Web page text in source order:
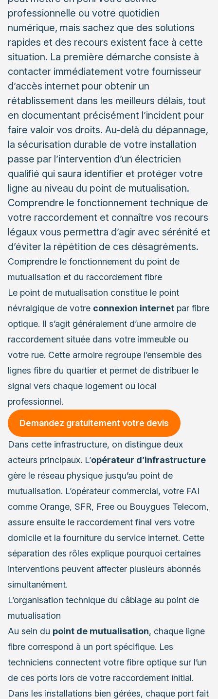
professionnelle ou votre quotidien
numérique, mais sachez que des solutions
rapides et des recours existent face à cette
situation. La première démarche consiste à
contacter immédiatement votre fournisseur
d’accès internet pour obtenir un
rétablissement dans les meilleurs délais, tout
en documentant précisément l’incident pour
faire valoir vos droits. Au-delà du dépannage,
la sécurisation durable de votre installation
passe par l’intervention d’un électricien
qualifié qui saura identifier et protéger votre
ligne au niveau du point de mutualisation.
Comprendre le fonctionnement technique de
votre raccordement et connaître vos recours
légaux vous permettra d’agir avec sérénité et
d’éviter la répétition de ces désagréments.
Comprendre le fonctionnement du point de
mutualisation et du raccordement fibre
Le point de mutualisation constitue le point
névralgique de votre connexion internet par fibre
optique. Il s’agit généralement d’une armoire de
raccordement située dans votre immeuble ou
votre rue. Cette armoire regroupe l’ensemble des
lignes fibre du quartier et permet de distribuer le
signal vers chaque logement ou local
professionnel.
Demandez gratuitement votre devis
Dans cette infrastructure, on distingue deux
acteurs principaux. L’opérateur d’infrastructure
gère le réseau physique jusqu’au point de
mutualisation. L’opérateur commercial, votre FAI
comme Orange, SFR, Free ou Bouygues Telecom,
assure ensuite le raccordement final vers votre
domicile et la fourniture du service internet. Cette
séparation des rôles explique pourquoi certaines
interventions peuvent affecter plusieurs abonnés
simultanément.
L’organisation technique du câblage au point de
mutualisation
Au sein du point de mutualisation, chaque ligne
fibre correspond à un port spécifique. Les
techniciens connectent votre fibre optique sur l’un
de ces ports lors de votre raccordement initial.
Dans les installations bien gérées, chaque port fait
dossier
Sécuriser durablement son installation avec un
professionnel qualifié
Les points de vérification techniques prioritaires
Les solutions de protection du coffret de
Spécificités des abonnements professionnels et
indemnisation
Les clauses contractuelles à vérifier en priorité
La procédure de réclamation et de demande
d’indemnisation